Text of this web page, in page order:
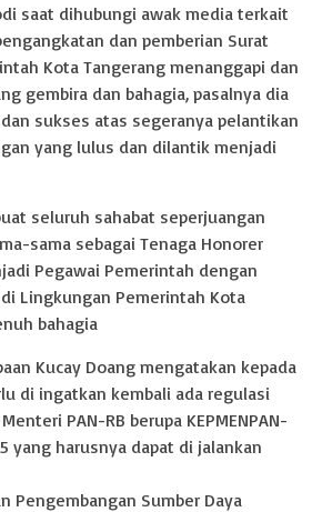
saat dihubungi awak media terkait
dan pemberian Surat
Kota Tangerang menanggapi dan
gembira dan bahagia, pasalnya dia
sukses atas segeranya pelantikan
yang lulus dan dilantik menjadi
seluruh sahabat seperjuangan
sama sebagai Tenaga Honorer
Pegawai Pemerintah dengan
di Lingkungan Pemerintah Kota
bahagia
Kucay Doang mengatakan kepada
di ingatkan kembali ada regulasi
PAN-RB berupa KEPMENPAN-
yang harusnya dapat di jalankan
Pengembangan Sumber Daya